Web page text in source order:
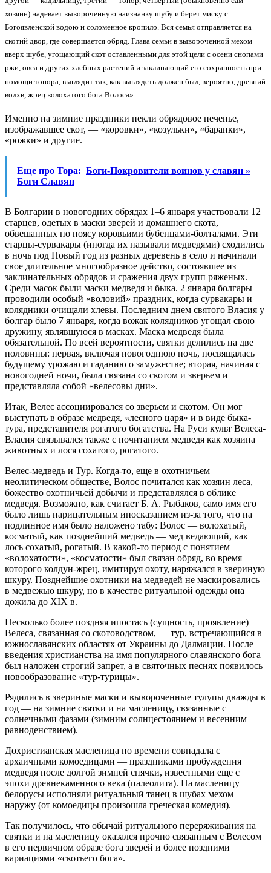
хозяин) надевает вывороченную наизнанку шубу и берет миску с
Богоявленской водою и соломенное кропило. Вся семья отправляется на
скотий двор, где совершается обряд. Глава семьи в вывороченной мехом
вверх шубе, угощающий скот оставленными для этой цели с осени снопами
ржи, овса и других хлебных растений и заклинающий его сохранность при
помощи топора, выглядит так, как выглядеть должен был, вероятно, древний
волхв, жрец волохатого бога Волоса».
Именно на зимние праздники пекли обрядовое печенье,
изображавшее скот, — «коровки», «козульки», «баранки»,
«рожки» и другие.
Еще про Тора: Боги-Покровители воинов у славян »
Боги Славян
В Болгарии в новогодних обрядах 1–6 января участвовали 12
старцев, одетых в маски зверей и домашнего скота,
обвешанных по поясу коровьими бубенцами-болталами. Эти
старцы-сурвакары (иногда их называли медведями) сходились
в ночь под Новый год из разных деревень в село и начинали
свое длительное многообразное действо, состоявшее из
заклинательных обрядов и сражения двух групп ряженых.
Среди масок были маски медведя и быка. 2 января болгары
проводили особый «воловий» праздник, когда сурвакары и
колядники очищали хлевы. Последним днем святого Власия у
болгар было 7 января, когда вожак колядников угощал свою
дружину, являвшуюся в масках. Маска медведя была
обязательной. По всей вероятности, святки делились на две
половины: первая, включая новогоднюю ночь, посвящалась
будущему урожаю и гаданию о замужестве; вторая, начиная с
новогодней ночи, была связана со скотом и зверьем и
представляла собой «велесовы дни».
Итак, Велес ассоциировался со зверьем и скотом. Он мог
выступать в образе медведя, «лесного царя» и в виде быка-
тура, представителя рогатого богатства. На Руси культ Велеса-
Власия связывался также с почитанием медведя как хозяина
животных и лося сохатого, рогатого.
Велес-медведь и Тур. Когда-то, еще в охотничьем
неолитическом обществе, Волос почитался как хозяин леса,
божество охотничьей добычи и представлялся в облике
медведя. Возможно, как считает Б. А. Рыбаков, само имя его
было лишь нарицательным иносказанием из-за того, что на
подлинное имя было наложено табу: Волос — волохатый,
косматый, как позднейший медведь — мед ведающий, как
лось сохатый, рогатый. В какой-то период с понятием
«волохатости», «косматости» был связан обряд, во время
которого колдун-жрец, имитируя охоту, наряжался в звериную
шкуру. Позднейшие охотники на медведей не маскировались
в медвежью шкуру, но в качестве ритуальной одежды она
дожила до XIX в.
Несколько более поздняя ипостась (сущность, проявление)
Велеса, связанная со скотоводством, — тур, встречающийся в
южнославянских областях от Украины до Далмации. После
введения христианства на имя популярного славянского бога
был наложен строгий запрет, а в святочных песнях появилось
новообразование «тур-турицы».
Рядились в звериные маски и вывороченные тулупы дважды в
год — на зимние святки и на масленицу, связанные с
солнечными фазами (зимним солнцестоянием и весенним
равноденствием).
Дохристианская масленица по времени совпадала с
архаичными комоедицами — праздниками пробуждения
медведя после долгой зимней спячки, известными еще с
эпохи древнекаменного века (палеолита). На масленицу
белорусы исполняли ритуальный танец в шубах мехом
наружу (от комоедицы произошла греческая комедия).
Так получилось, что обычай ритуального переряживания на
святки и на масленицу оказался прочно связанным с Bелесом
в его первичном образе бога зверей и более поздними
вариациями «скотьего бога».